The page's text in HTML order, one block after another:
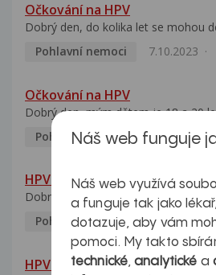
Očkování na HPV
Dobrý den, do kolika let se mohou
Pohlavní nemoci
7.10.2023
Očkování na HPV
Dobrý den, mým dětem je 18 a 20
Pohlavní nemoci
5.10.2023
HPV pozitivní manželka
Dobrý den, manželka po xx letech
Pohlavní nemoci
5.10.2023
HPV typ 52 u partnerky
Náš web funguje
Náš web využívá
a funguje tak jako
dotazuje, aby vám
pomoci. My takto
technické,analytické a